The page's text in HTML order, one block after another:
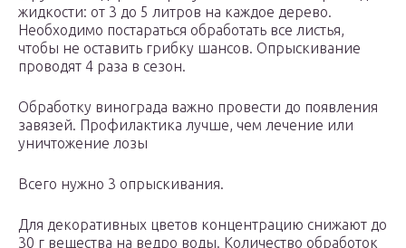
жидкости: от 3 до 5 литров на каждое дерево.
Необходимо постараться обработать все листья,
чтобы не оставить грибку шансов. Опрыскивание
проводят 4 раза в сезон.
Обработку винограда важно провести до появления
завязей. Профилактика лучше, чем лечение или
уничтожение лозы
Всего нужно 3 опрыскивания.
Для декоративных цветов концентрацию снижают до
30 г вещества на ведро воды. Количество обработок